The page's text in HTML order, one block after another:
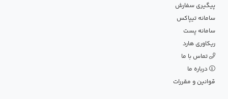
پیگیری سفارش
سامانه تیپاکس
سامانه پست
ریکاوری هارد
تماس با ما
درباره ما
قوانین و مقررات